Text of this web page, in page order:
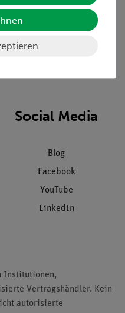
Kundendienst
Social Media
Blog
Facebook
YouTube
LinkedIn
Institutionen,
Vertragshändler. Kein
autorisierte